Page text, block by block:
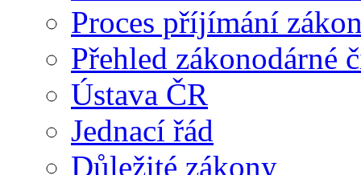
Proces příjímání
Přehled zákonodárné
Ústava ČR
Jednací řád
Důležité zákony